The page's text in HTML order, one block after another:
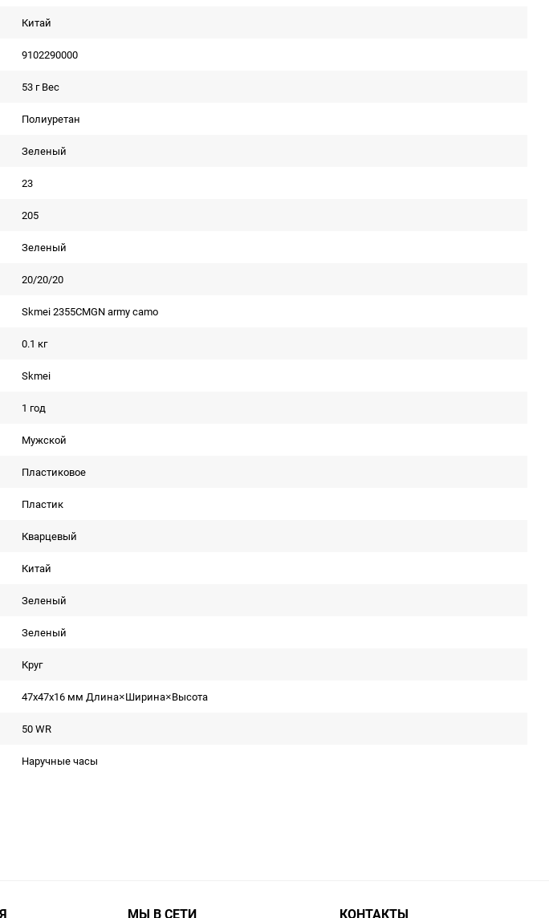
Китай
9102290000
53 г Вес
Полиуретан
Зеленый
23
205
Зеленый
20/20/20
Skmei 2355CMGN army camo
0.1 кг
Skmei
1 год
Мужской
Пластиковое
Пластик
Кварцевый
Китай
Зеленый
Зеленый
Круг
47x47x16 мм Длина×Ширина×Высота
50 WR
Наручные часы
МЫ В СЕТИ КОНТАКТЫ